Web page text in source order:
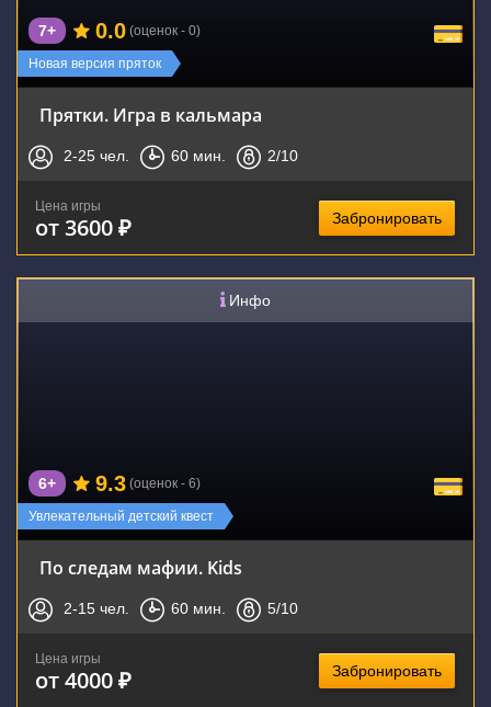
Новая версия пряток
7+ 0.0 (оценок - 0)
Прятки. Игра в кальмара
2-25 чел. 60 мин. 2/10
Цена игры
от 3600 ₽ Забронировать
Инфо
Увлекательный детский квест
6+ 9.3 (оценок - 6)
По следам мафии. Kids
2-15 чел. 60 мин. 5/10
Цена игры
от 4000 ₽ Забронировать